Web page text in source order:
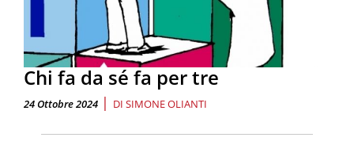
Chi fa da sé fa per tre
24 Ottobre 2024 | DI SIMONE OLIANTI